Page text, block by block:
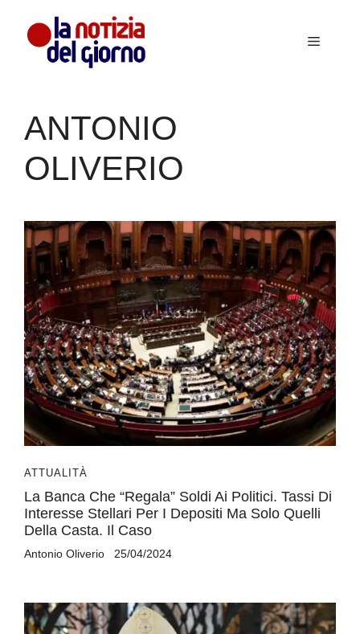
contenuto
Menu
ANTONIO
OLIVERIO
ATTUALITÀ
La Banca Che “regala” Soldi Ai Politici. Tassi Di
Interesse Stellari Per I Depositi Ma Solo Quelli
Della Casta. Il Caso
Antonio Oliverio 25/04/2024